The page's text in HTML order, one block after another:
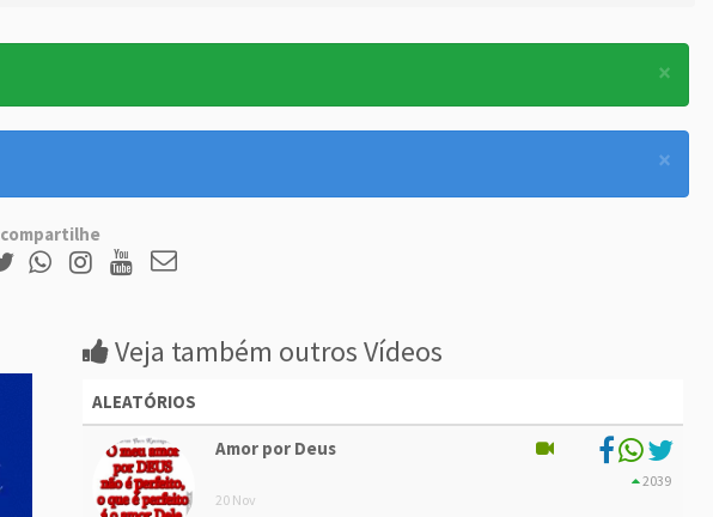
×
×
compartilhe
Veja também outros Vídeos
ALEATÓRIOS
Amor por Deus
20 Nov
2039